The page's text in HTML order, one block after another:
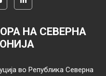
НА СЕВЕРНА
во Република Северна